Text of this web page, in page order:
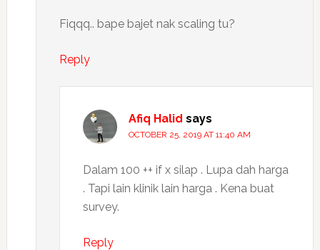
Fiqqq.. bape bajet nak scaling tu?
Reply
Afiq Halid says
OCTOBER 25, 2019 AT 11:40 AM
Dalam 100 ++ if x silap . Lupa dah harga
. Tapi lain klinik lain harga . Kena buat
survey.
Reply